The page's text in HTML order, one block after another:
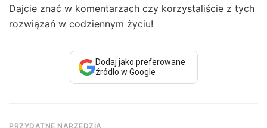
Dajcie znać w komentarzach czy korzystaliście z tych
rozwiązań w codziennym życiu!
Dodaj jako preferowane
źródło w Google
PRZYDATNE NARZĘDZIA